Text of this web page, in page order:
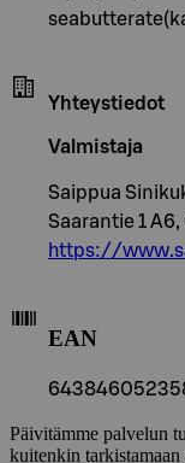
Yhteystiedot
Valmistaja
Saippua
Saarantie 1
https://
EAN
Päivitämme palvelun
kuitenkin tarkistamaan